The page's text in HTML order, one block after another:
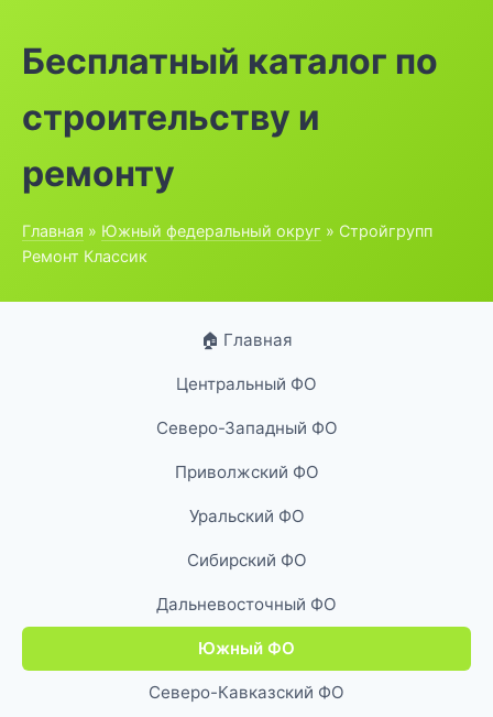
Бесплатный каталог по
строительству и
ремонту
Главная » Южный федеральный округ » Стройгрупп
Ремонт Классик
🏠 Главная
Центральный ФО
Северо-Западный ФО
Приволжский ФО
Уральский ФО
Сибирский ФО
Дальневосточный ФО
Южный ФО
Северо-Кавказский ФО